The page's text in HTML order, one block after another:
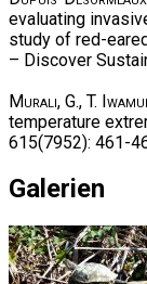
evaluating
study of red-
– Discover
Murali, G., T.
temperature
615(7952): 461-
Galerien